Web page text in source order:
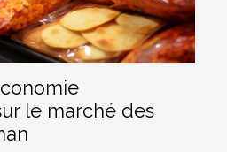
le marché des